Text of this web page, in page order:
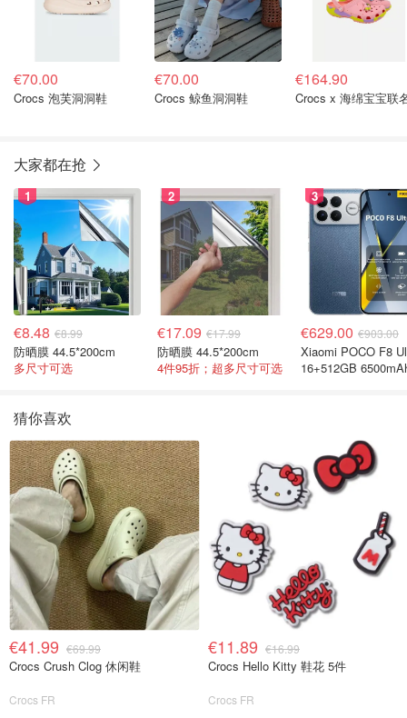
€70.00
Crocs 泡芙洞洞鞋
€70.00
Crocs 鲸鱼洞洞鞋
€164.90
Crocs x 海绵宝宝联
大家都在抢
1
€8.48 €8.99
防晒膜 44.5*200cm
多尺寸可选
2
€17.09 €17.99
防晒膜 44.5*200cm
4件95折；超多尺寸可选
3
€629.00 €903.00
Xiaomi POCO F8
16+512GB
猜你喜欢
€41.99 €69.99
Crocs Crush Clog 休闲鞋
Crocs FR
€11.89 €16.99
Crocs Hello Kitty 鞋花 5件
Crocs FR